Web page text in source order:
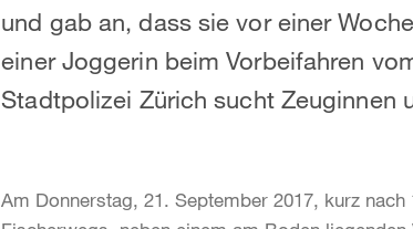
und gab an, dass sie vor einer
einer Joggerin beim Vorbeifahren
Stadtpolizei Zürich sucht Zeuginnen
Am Donnerstag, 21. September 2017, kurz